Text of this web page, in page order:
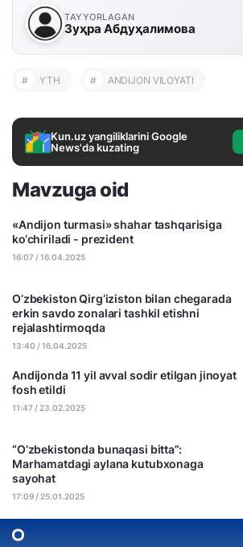
TAYYORLAGAN
Зуҳра Абдуҳалимова
# YTH # ANDIJON VILOYATI
Kun.uz yangiliklarini Google
News'da kuzating
Mavzuga oid
«Andijon turmasi» shahar tashqarisiga
ko‘chiriladi - prezident
16:07 / 16.04.2025
O‘zbekiston Qirg‘iziston bilan chegarada
erkin savdo zonalari tashkil etishni
rejalashtirmoqda
13:40 / 16.04.2025
Andijonda 11 yil avval sodir etilgan jinoyat
fosh etildi
11:47 / 23.02.2025
“O‘zbekistonda bunaqasi bitta”:
Marhamatdagi aylana kutubxonaga
sayohat
17:09 / 25.01.2025